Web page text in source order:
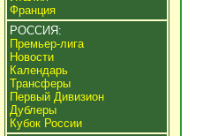
Франция
РОССИЯ:
Премьер-лига
Новости
Календарь
Трансферы
Первый Дивизион
Дублеры
Кубок России